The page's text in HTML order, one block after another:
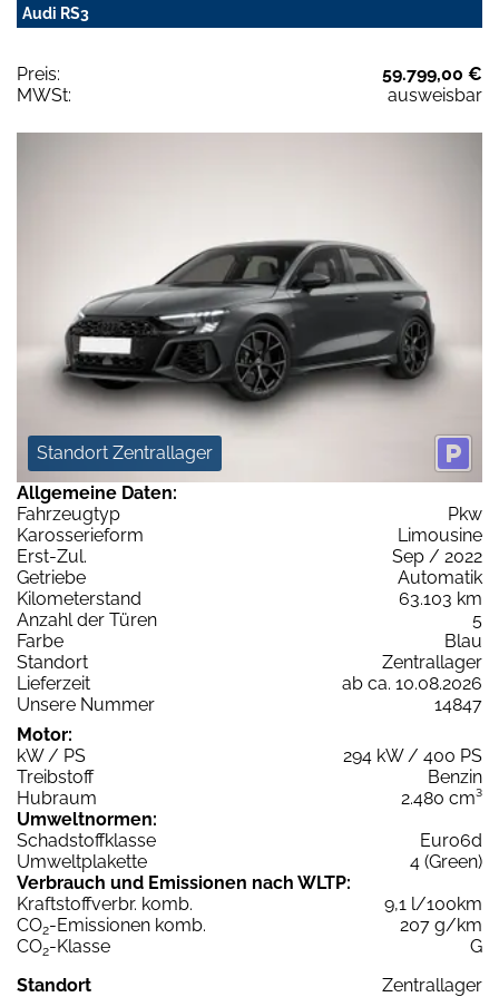
Audi RS3
Preis:
59.799,00 €
MWSt:
ausweisbar
Standort Zentrallager
Allgemeine Daten:
Fahrzeugtyp
Pkw
Karosserieform
Limousine
Erst-Zul.
Sep / 2022
Getriebe
Automatik
Kilometerstand
63.103 km
Anzahl der Türen
5
Farbe
Blau
Standort
Zentrallager
Lieferzeit
ab ca. 10.08.2026
Unsere Nummer
14847
Motor:
kW / PS
294 kW / 400 PS
Treibstoff
Benzin
Hubraum
2.480 cm³
Umweltnormen:
Schadstoffklasse
Euro6d
Umweltplakette
4 (Green)
Verbrauch und Emissionen nach WLTP:
Kraftstoffverbr. komb.
9,1 l/100km
CO2-Emissionen komb.
207 g/km
CO2-Klasse
G
Standort
Zentrallager